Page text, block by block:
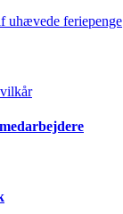
uhævede feriepenge